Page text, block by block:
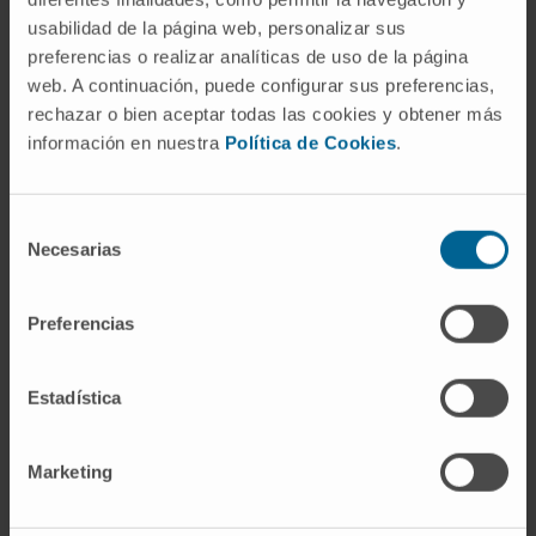
usabilidad de la página web, personalizar sus
preferencias o realizar analíticas de uso de la página
web. A continuación, puede configurar sus preferencias,
rechazar o bien aceptar todas las cookies y obtener más
información en nuestra Política de Cookies.
Necesarias
Preferencias
Estadística
Marketing
Área de investigação de
Imunoterapia e Terapias
Avançadas
imunomoduladores e as suas
tratamento do cancro
Desenvolvimento de
imunoterapias loco-regionais